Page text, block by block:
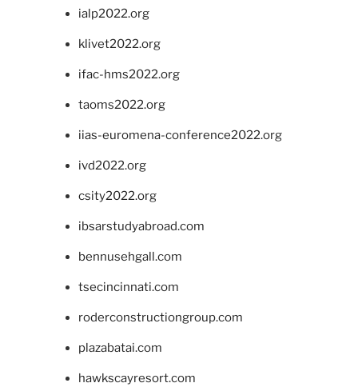
ialp2022.org
klivet2022.org
ifac-hms2022.org
taoms2022.org
iias-euromena-conference2022.org
ivd2022.org
csity2022.org
ibsarstudyabroad.com
bennusehgall.com
tsecincinnati.com
roderconstructiongroup.com
plazabatai.com
hawkscayresort.com